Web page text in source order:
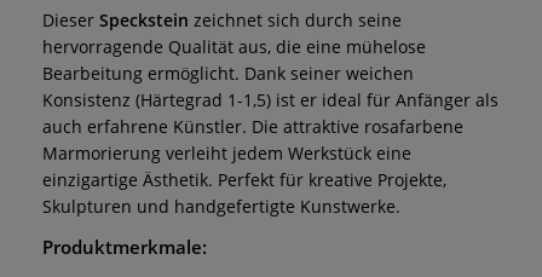
Dieser Speckstein zeichnet sich durch seine
hervorragende Qualität aus, die eine mühelose
Bearbeitung ermöglicht. Dank seiner weichen
Konsistenz (Härtegrad 1-1,5) ist er ideal für Anfänger als
auch erfahrene Künstler. Die attraktive rosafarbene
Marmorierung verleiht jedem Werkstück eine
einzigartige Ästhetik. Perfekt für kreative Projekte,
Skulpturen und handgefertigte Kunstwerke.
Produktmerkmale: